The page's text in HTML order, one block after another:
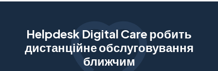
Helpdesk Digital Care робить
дистанційне обслуговування
ближчим